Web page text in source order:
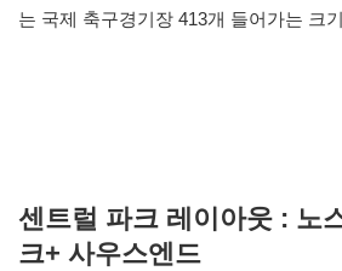
는 국제 축구경기장 413개 들어가는 크
센트럴 파크 레이아웃 : 노
크+ 사우스엔드